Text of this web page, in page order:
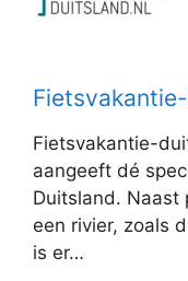
Fietsvakantie-
aangeeft dé
Duitsland. Naast
een rivier, zoals
is er…